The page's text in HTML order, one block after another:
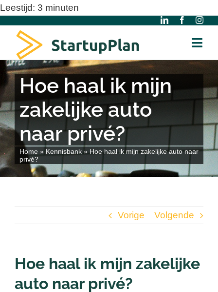
Ga
inhoud
Leestijd: 3 minuten
Home
Kennisbank
Nieuwsbrief
Hoe haal ik mijn
zakelijke auto
naar privé?
Home » Kennisbank » Hoe haal ik mijn zakelijke auto naar
privé?
Vorige Volgende
Hoe haal ik mijn zakelijke
auto naar privé?